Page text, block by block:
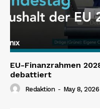
EU-Finanzrahmen
debattiert
Redaktion - May 8, 2026